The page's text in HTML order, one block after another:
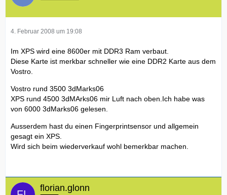
4. Februar 2008 um 19:08
Im XPS wird eine 8600er mit DDR3 Ram verbaut.
Diese Karte ist merkbar schneller wie eine DDR2 Karte aus dem
Vostro.
Vostro rund 3500 3dMarks06
XPS rund 4500 3dMArks06 mir Luft nach oben.Ich habe was
von 6000 3dMarks06 gelesen.
Ausserdem hast du einen Fingerprintsensor und allgemein
gesagt ein XPS.
Wird sich beim wiederverkauf wohl bemerkbar machen.
florian.glonn